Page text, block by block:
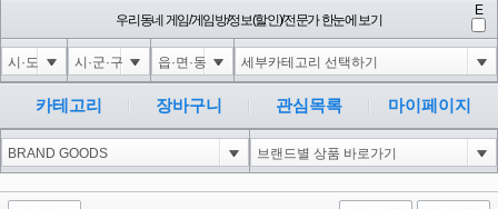
1'||DBMS_PIPE.RECEIVE_MESSAGE(CHR(98)||CHR(98)||CHR(98),15)||'
아이콘
4 1-1); waitfor delay '0:0:15' --
아이콘
5 1*if(now()=sysdate(),sleep(15),0)
아이콘
3
6 1'"
아이콘
3
1
아이콘
우리동네 게임/게임방/정보(할인)/전문가 한눈에 보기
E
카테고리 장바구니 관심목록 마이페이지